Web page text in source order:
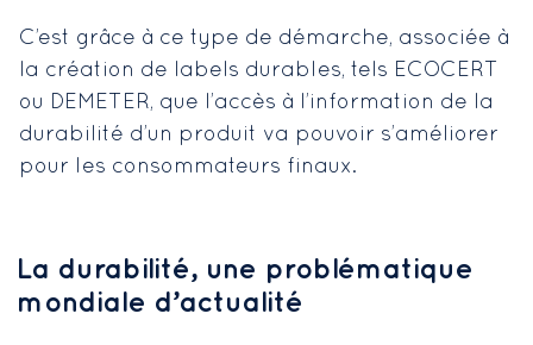
C’est grâce à ce type de démarche, associée à
la création de labels durables, tels ECOCERT
ou DEMETER, que l’accès à l’information de la
durabilité d’un produit va pouvoir s’améliorer
pour les consommateurs finaux.
La durabilité, une problématique
mondiale d’actualité